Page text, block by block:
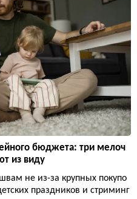
бюджета: три мелоч
из виду
не из-за крупных покупо
праздников и стриминг